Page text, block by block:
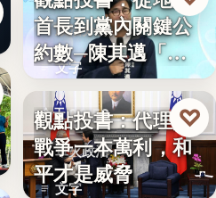
政治分析
文字
首長到黨內關鍵公
約數─陳其邁「被
組閣」背…
今天 06:50
軍火政治
文字
觀點投書：代理人
戰爭一本萬利，和
平才是威脅
♡